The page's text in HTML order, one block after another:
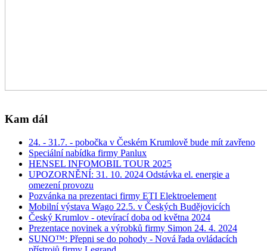
Kam dál
24. - 31.7. - pobočka v Českém Krumlově bude mít zavřeno
Speciální nabídka firmy Panlux
HENSEL INFOMOBIL TOUR 2025
UPOZORNĚNÍ: 31. 10. 2024 Odstávka el. energie a
omezení provozu
Pozvánka na prezentaci firmy ETI Elektroelement
Mobilní výstava Wago 22.5. v Českých Budějovicích
Český Krumlov - otevírací doba od května 2024
Prezentace novinek a výrobků firmy Simon 24. 4. 2024
SUNO™: Přepni se do pohody - Nová řada ovládacích